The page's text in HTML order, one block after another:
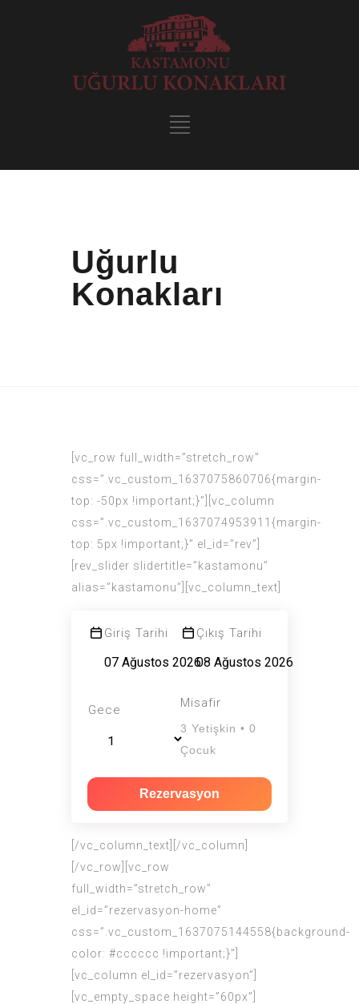
Uğurlu
Konakları
[vc_row full_width=”stretch_row”
css=”.vc_custom_1637075860706{margin-
top: -50px !important;}”][vc_column
css=”.vc_custom_1637074953911{margin-
top: 5px !important;}” el_id=”rev”]
[rev_slider slidertitle=”kastamonu”
alias=”kastamonu”][vc_column_text]
Giriş Tarihi Çıkış Tarihi
Gece
Misafir
3 Yetişkin • 0
Çocuk
Rezervasyon
[/vc_column_text][/vc_column]
[/vc_row][vc_row
full_width=”stretch_row”
el_id=”rezervasyon-home”
css=”.vc_custom_1637075144558{background-
color: #cccccc !important;}”]
[vc_column el_id=”rezervasyon”]
[vc_empty_space height=”60px”]